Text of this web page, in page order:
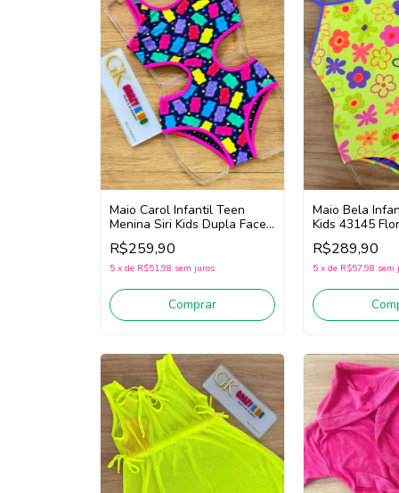
Maio Carol Infantil Teen
Menina Siri Kids Dupla Face
43099 Gummy (Rosa
/Marinho)
R$259,90
5 x de R$51,98 sem juros
Comprar
Maio Bela
Kids 43145
(Amarelo/Rosa/
R$289,90
5 x de R$57,98 sem